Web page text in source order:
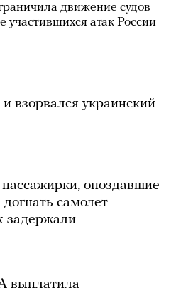
движение судов
атак России
взорвался украинский
опоздавшие
самолет
задержали
выплатила